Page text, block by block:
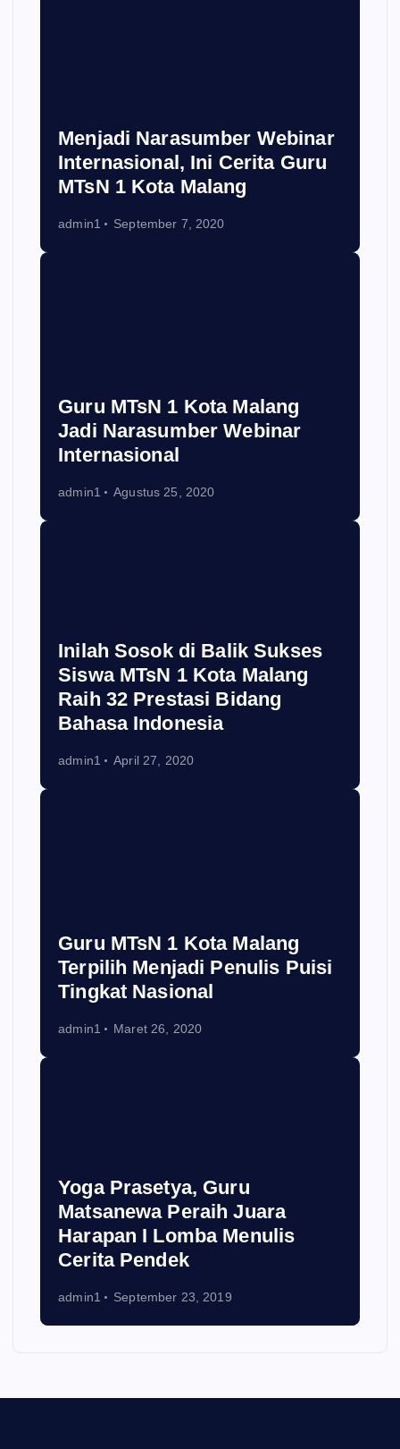
Menjadi Narasumber Webinar
Internasional, Ini Cerita Guru
MTsN 1 Kota Malang
admin1 September 7, 2020
Guru MTsN 1 Kota Malang
Jadi Narasumber Webinar
Internasional
admin1 Agustus 25, 2020
Inilah Sosok di Balik Sukses
Siswa MTsN 1 Kota Malang
Raih 32 Prestasi Bidang
Bahasa Indonesia
admin1 April 27, 2020
Guru MTsN 1 Kota Malang
Terpilih Menjadi Penulis Puisi
Tingkat Nasional
admin1 Maret 26, 2020
Yoga Prasetya, Guru
Matsanewa Peraih Juara
Harapan I Lomba Menulis
Cerita Pendek
admin1 September 23, 2019